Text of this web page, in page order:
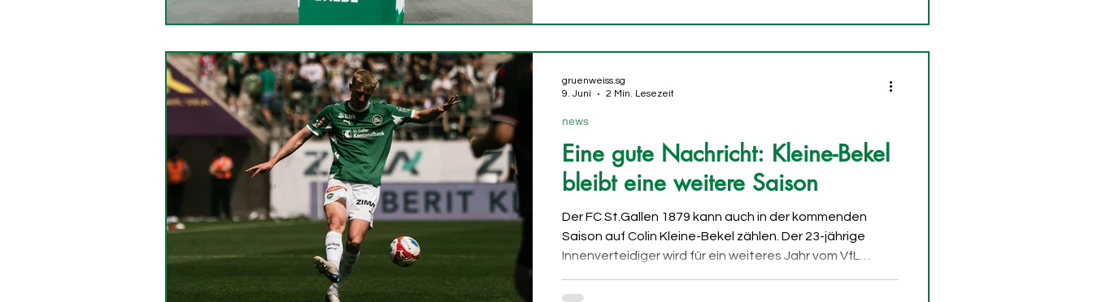
Offensive erspielt. In 42 Einsätzen erzielte er 15 Tore und
Eine gute Nachricht: Kleine-Bekel
bleibt eine weitere Saison
Der FC St.Gallen 1879 kann auch in der kommenden
Saison auf Colin Kleine-Bekel zählen. Der 23-jährige
Innenverteidiger wird für ein weiteres Jahr vom VfL
2027 in der Ostschweiz. Für den FCSG ist das eine
news
gruenweiss.sg
9. Juni
2 Min. Lesezeit